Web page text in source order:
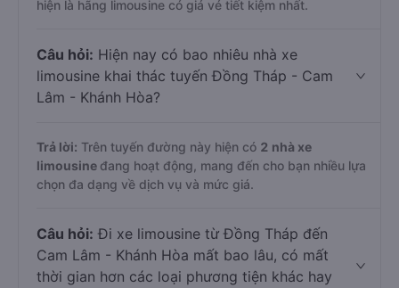
hiện là hãng limousine có giá vé tiết kiệm nhất.
Câu hỏi: Hiện nay có bao nhiêu nhà xe
limousine khai thác tuyến Đồng Tháp - Cam
Lâm - Khánh Hòa?
Trả lời: Trên tuyến đường này hiện có 2 nhà xe
limousine đang hoạt động, mang đến cho bạn nhiều lựa
chọn đa dạng về dịch vụ và mức giá.
Câu hỏi: Đi xe limousine từ Đồng Tháp đến
Cam Lâm - Khánh Hòa mất bao lâu, có mất
thời gian hơn các loại phương tiện khác hay